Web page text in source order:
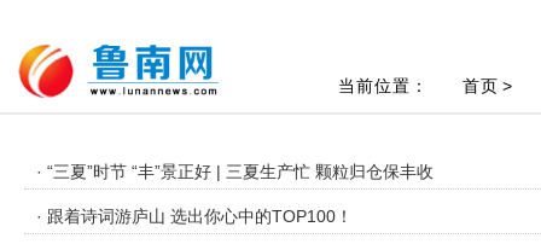
当前位置： 首页 >
· “三夏”时节 “丰”景正好 | 三夏生产忙 颗粒归仓保丰收
· 跟着诗词游庐山 选出你心中的TOP100！